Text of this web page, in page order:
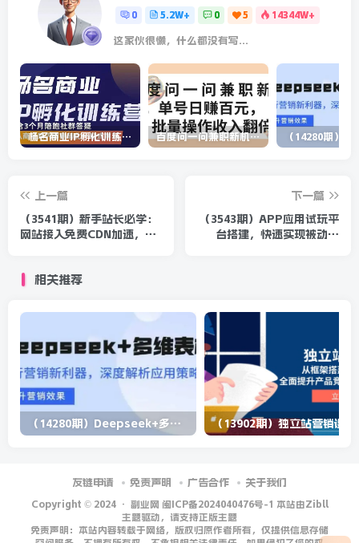
0 5.2W+ 0 5 14344W+
这家伙很懒，什么都没有写...
杨名商业IP孵化训练营，从商业到内容到转化一站式学 价值5980元 百度问一问兼职新机遇，单号日赚百元，批量操作收入翻倍
上一篇
（3541期）新手站长必学：
网站接入免费CDN加速，提
下一篇
（3543期）APP应用试玩平
台搭建，快速实现被动收
相关推荐
（14280期）Deepseek+多维表格，银行营销新利器，深度解析应用策略，提升营销效果
友链申请 免责声明 广告合作 关于我们
Copyright © 2024 · 副业网 闽ICP备2024040476号-1 本站由Zibll
主题驱动，请支持正版主题
免责声明：本站内容转载于网络，版权归原作者所有，仅提供信息存储